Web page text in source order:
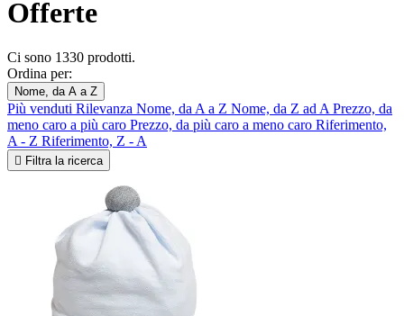
Offerte
Ci sono 1330 prodotti.
Ordina per:
Nome, da A a Z
Più venduti Rilevanza Nome, da A a Z Nome, da Z ad A Prezzo, da
meno caro a più caro Prezzo, da più caro a meno caro Riferimento,
A - Z Riferimento, Z - A
 Filtra la ricerca